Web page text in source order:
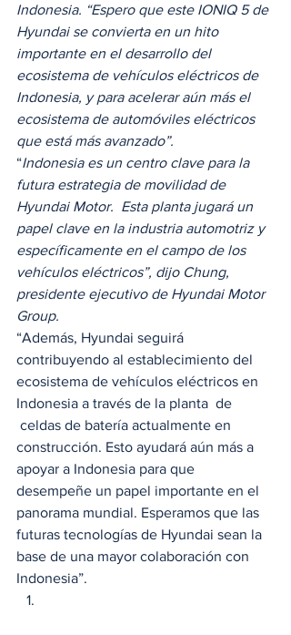
Indonesia. “Espero que este IONIQ 5 de
Hyundai se convierta en un hito
importante en el desarrollo del
ecosistema de vehículos eléctricos de
Indonesia, y para acelerar aún más el
ecosistema de automóviles eléctricos
que está más avanzado”.
“Indonesia es un centro clave para la
futura estrategia de movilidad de
Hyundai Motor.  Esta planta jugará un
papel clave en la industria automotriz y
específicamente en el campo de los
vehículos eléctricos”, dijo Chung,
presidente ejecutivo de Hyundai Motor
Group.
“Además, Hyundai seguirá
contribuyendo al establecimiento del
ecosistema de vehículos eléctricos en
Indonesia a través de la planta  de
celdas de batería actualmente en
construcción. Esto ayudará aún más a
apoyar a Indonesia para que
desempeñe un papel importante en el
panorama mundial. Esperamos que las
futuras tecnologías de Hyundai sean la
base de una mayor colaboración con
Indonesia”.